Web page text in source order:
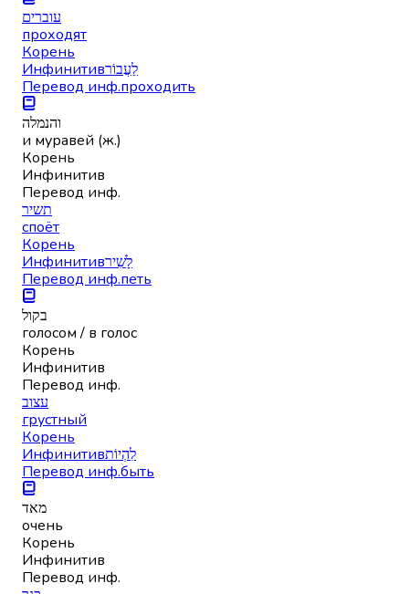
עוברים
проходят
Корень
Инфинитивלַעֲבוֹר
Перевод инф.проходить
והנמלה
и муравей (ж.)
Корень
Инфинитив
Перевод инф.
תשיר
споёт
Корень
Инфинитивלָשִׁיר
Перевод инф.петь
בקול
голосом / в голос
Корень
Инфинитив
Перевод инф.
עצוב
грустный
Корень
Инфинитивלִהְיוֹת
Перевод инф.быть
מאד
очень
Корень
Инфинитив
Перевод инф.